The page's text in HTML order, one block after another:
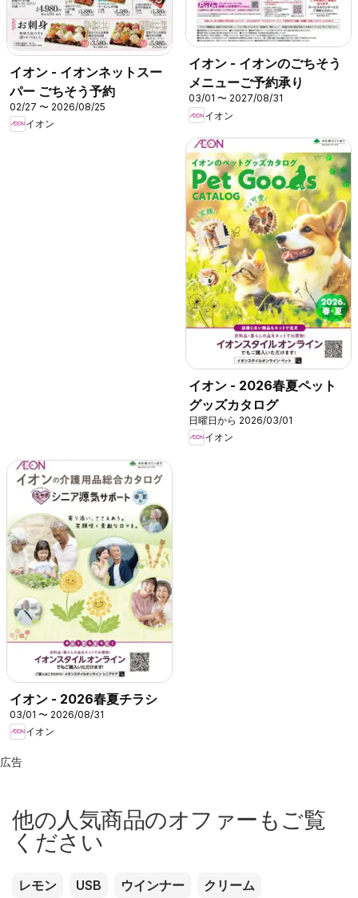
イオン - イオンネットスー
パー ごちそう予約
02/27 〜 2026/08/25
イオン
イオン - イオンのごちそう
メニューご予約承り
03/01 〜 2027/08/31
イオン
イオン - 2026春夏ペット
グッズカタログ
日曜日から 2026/03/01
イオン
イオン - 2026春夏チラシ
03/01 〜 2026/08/31
イオン
広告
他の人気商品のオファーもご覧
ください
レモン USB ウインナー クリーム